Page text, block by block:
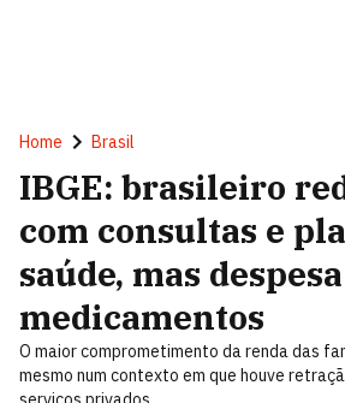
Home Brasil
IBGE: brasileiro
com consultas e
saúde, mas
medicamentos
O maior comprometimento da renda das
mesmo num contexto em que houve